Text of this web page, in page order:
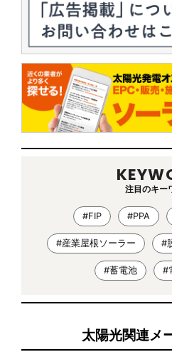
注目のキー
#FIP #PPA
#産業屋根ソーラー #
#蓄電池 #
太陽光関連メ